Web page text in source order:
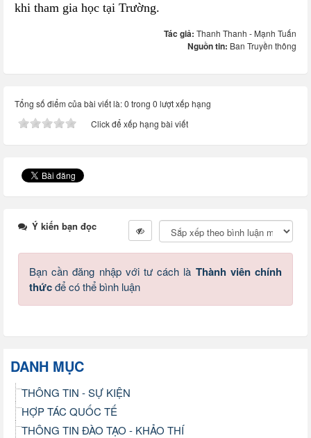
khi tham gia học tại Trường.
Tác giả: Thanh Thanh - Mạnh Tuấn
Nguồn tin: Ban Truyền thông
Tổng số điểm của bài viết là: 0 trong 0 lượt xếp hạng
Click để xếp hạng bài viết
Ý kiến bạn đọc
Bạn cần đăng nhập với tư cách là Thành viên chính
thứcđể có thể bình luận
DANH MỤC
THÔNG TIN - SỰ KIỆN
HỢP TÁC QUỐC TẾ
THÔNG TIN ĐÀO TẠO - KHẢO THÍ